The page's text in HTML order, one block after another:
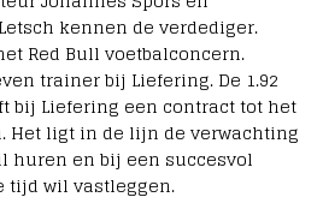
kennen de verdediger.
Red Bull voetbalconcern.
trainer bij Liefering. De 1.92
bij Liefering een contract tot het
Het ligt in de lijn de verwachting
huren en bij een succesvol
tijd wil vastleggen.